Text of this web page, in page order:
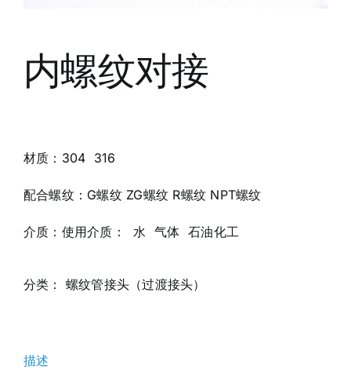
内螺纹对接
材质：304 316
配合螺纹：G螺纹 ZG螺纹 R螺纹 NPT螺纹
介质：使用介质： 水 气体 石油化工
分类： 螺纹管接头（过渡接头）
描述